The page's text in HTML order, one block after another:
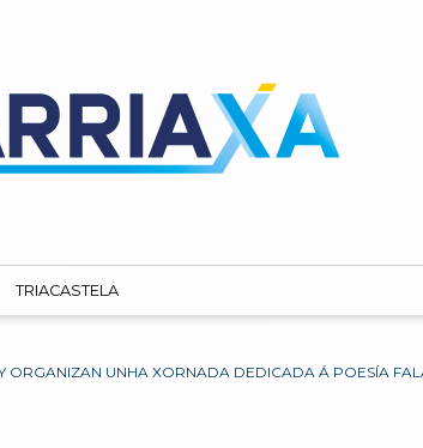
TRIACASTELA
ORGANIZAN UNHA XORNADA DEDICADA Á POESÍA